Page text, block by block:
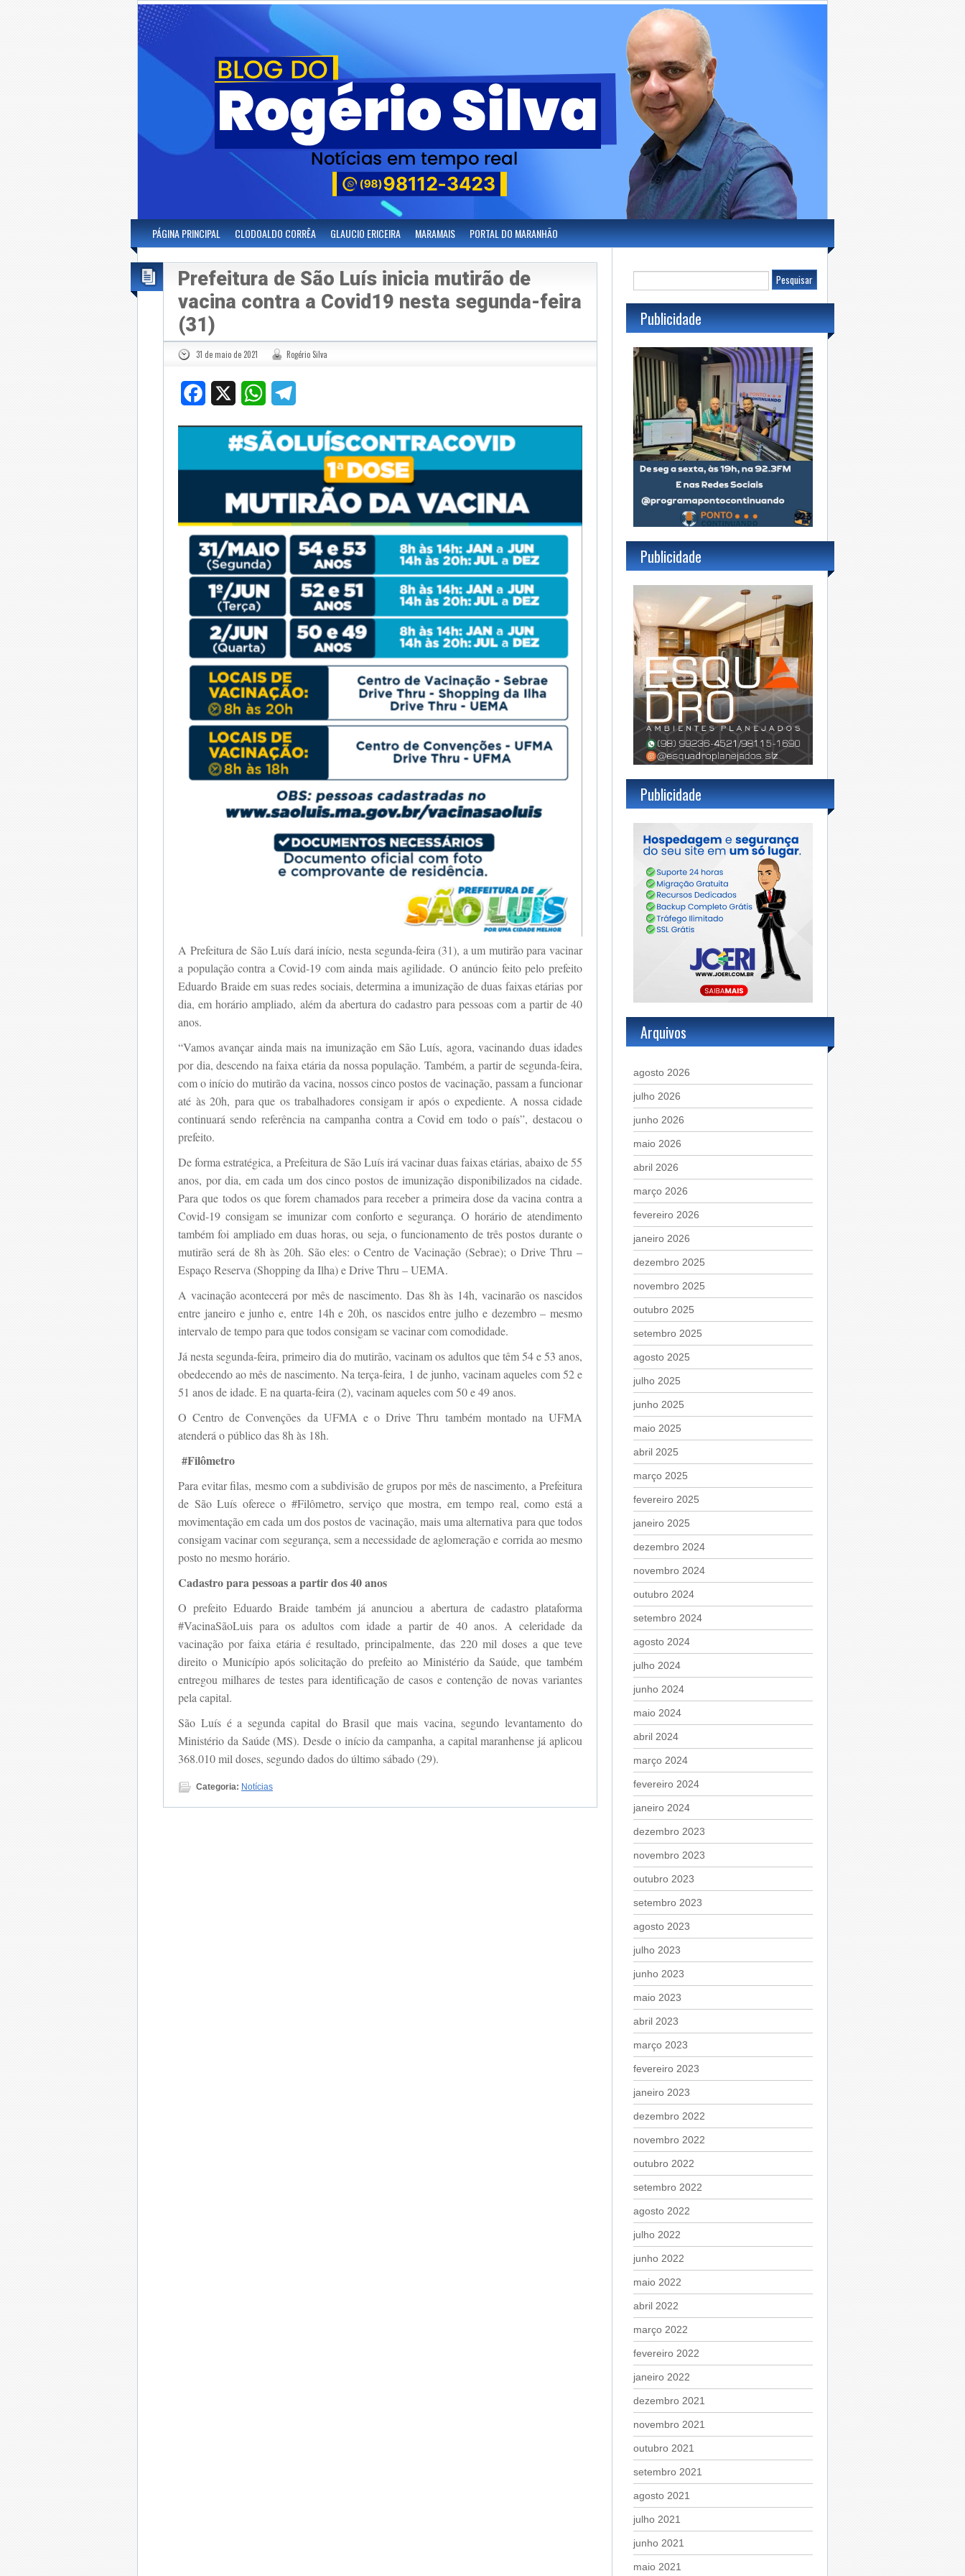
PÁGINA PRINCIPAL CLODOALDO CORRÊA GLAUCIO ERICEIRA MARAMAIS PORTAL DO MARANHÃO
Prefeitura de São Luís inicia mutirão de
vacina contra a Covid19 nesta segunda-feira
(31)
31 de maio de 2021 Rogério Silva
Facebook WhatsApp
A Prefeitura de São Luís dará início, nesta segunda-feira (31), a um mutirão para vacinar
a população contra a Covid-19 com ainda mais agilidade. O anúncio feito pelo prefeito
Eduardo Braide em suas redes sociais, determina a imunização de duas faixas etárias por
dia, em horário ampliado, além da abertura do cadastro para pessoas com a partir de 40
anos.
“Vamos avançar ainda mais na imunização em São Luís, agora, vacinando duas idades
por dia, descendo na faixa etária da nossa população. Também, a partir de segunda-feira,
com o início do mutirão da vacina, nossos cinco postos de vacinação, passam a funcionar
até às 20h, para que os trabalhadores consigam ir após o expediente. A nossa cidade
continuará sendo referência na campanha contra a Covid em todo o país”, destacou o
prefeito.
De forma estratégica, a Prefeitura de São Luís irá vacinar duas faixas etárias, abaixo de 55
anos, por dia, em cada um dos cinco postos de imunização disponibilizados na cidade.
Para que todos os que forem chamados para receber a primeira dose da vacina contra a
Covid-19 consigam se imunizar com conforto e segurança. O horário de atendimento
também foi ampliado em duas horas, ou seja, o funcionamento de três postos durante o
mutirão será de 8h às 20h. São eles: o Centro de Vacinação (Sebrae); o Drive Thru –
Espaço Reserva (Shopping da Ilha) e Drive Thru – UEMA.
A vacinação acontecerá por mês de nascimento. Das 8h às 14h, vacinarão os nascidos
entre janeiro e junho e, entre 14h e 20h, os nascidos entre julho e dezembro – mesmo
intervalo de tempo para que todos consigam se vacinar com comodidade.
Já nesta segunda-feira, primeiro dia do mutirão, vacinam os adultos que têm 54 e 53 anos,
obedecendo ao mês de nascimento. Na terça-feira, 1 de junho, vacinam aqueles com 52 e
51 anos de idade. E na quarta-feira (2), vacinam aqueles com 50 e 49 anos.
O Centro de Convenções da UFMA e o Drive Thru também montado na UFMA
atenderá o público das 8h às 18h.
#Filômetro
Para evitar filas, mesmo com a subdivisão de grupos por mês de nascimento, a Prefeitura
de São Luís oferece o #Filômetro, serviço que mostra, em tempo real, como está a
movimentação em cada um dos postos de vacinação, mais uma alternativa para que todos
consigam vacinar com segurança, sem a necessidade de aglomeração e corrida ao mesmo
posto no mesmo horário.
Cadastro para pessoas a partir dos 40 anos
O prefeito Eduardo Braide também já anunciou a abertura de cadastro plataforma
#VacinaSãoLuis para os adultos com idade a partir de 40 anos. A celeridade da
vacinação por faixa etária é resultado, principalmente, das 220 mil doses a que teve
direito o Município após solicitação do prefeito ao Ministério da Saúde, que também
entregou milhares de testes para identificação de casos e contenção de novas variantes
pela capital.
São Luís é a segunda capital do Brasil que mais vacina, segundo levantamento do
Ministério da Saúde (MS). Desde o início da campanha, a capital maranhense já aplicou
368.010 mil doses, segundo dados do último sábado (29).
Categoria: Notícias
Publicidade
Publicidade
Publicidade
Arquivos
agosto 2026
julho 2026
junho 2026
maio 2026
abril 2026
março 2026
fevereiro 2026
janeiro 2026
dezembro 2025
novembro 2025
outubro 2025
setembro 2025
agosto 2025
julho 2025
junho 2025
maio 2025
abril 2025
março 2025
fevereiro 2025
janeiro 2025
dezembro 2024
novembro 2024
outubro 2024
setembro 2024
agosto 2024
julho 2024
junho 2024
maio 2024
abril 2024
março 2024
fevereiro 2024
janeiro 2024
dezembro 2023
novembro 2023
outubro 2023
setembro 2023
agosto 2023
julho 2023
junho 2023
maio 2023
abril 2023
março 2023
fevereiro 2023
janeiro 2023
dezembro 2022
novembro 2022
outubro 2022
setembro 2022
agosto 2022
julho 2022
junho 2022
maio 2022
abril 2022
março 2022
fevereiro 2022
janeiro 2022
dezembro 2021
novembro 2021
outubro 2021
setembro 2021
agosto 2021
julho 2021
junho 2021
maio 2021